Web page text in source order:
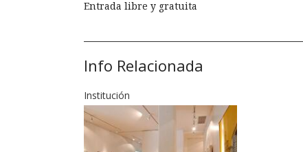
Entrada libre y gratuita
Info Relacionada
Institución